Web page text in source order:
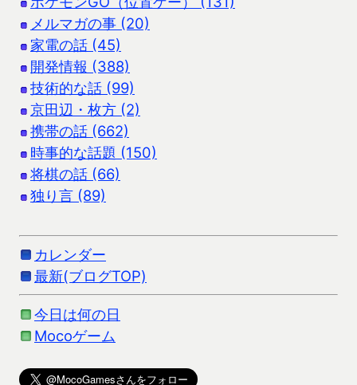
メルマガの事 (20)
家電の話 (45)
開発情報 (388)
技術的な話 (99)
京田辺・枚方 (2)
携帯の話 (662)
時事的な話題 (150)
将棋の話 (66)
独り言 (89)
カレンダー
最新(ブログTOP)
今日は何の日
Mocoゲーム